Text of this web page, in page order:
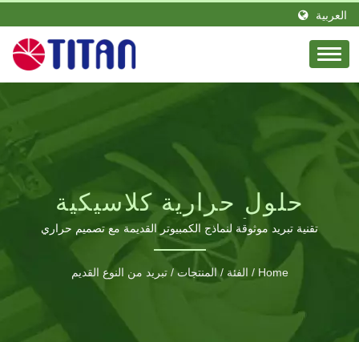
العربية
حلول حرارية كلاسيكية
للأنظمة القديمة
تقنية تبريد موثوقة لنماذج الكمبيوتر القديمة مع تصميم حراري
مثبت عبر الزمن من TITAN
Home
/ الفئة / المنتجات / تبريد من النوع القديم